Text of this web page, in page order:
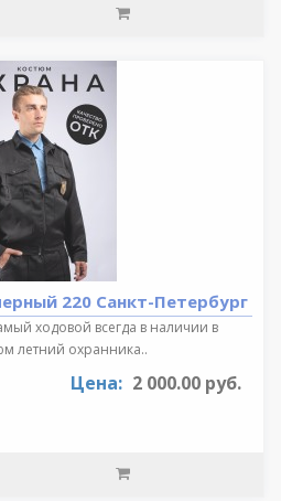
220 Санкт-Петербург
ходовой всегда в наличии в
летний охранника..
Цена: 2 000.00 руб.